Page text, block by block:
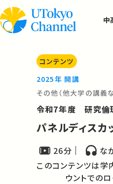
中
コンテンツ
2025年 開講
その他（他大学の講義
令和7年度 研究倫
パネルディスカ
26分
な
このコンテンツは学
ウントでのロ